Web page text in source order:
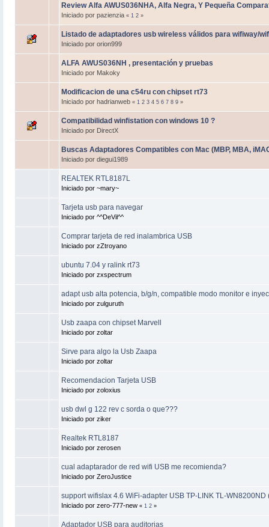
Review Alfa AWUS036NHA, Alfa Negra, Y Pequeña
Iniciado por pazienzia « 1 2»
Listado de adaptadores usb wireless válidos para wifiway/
Iniciado por orion999
ALFA AWUS036NH , presentación y pruebas
Iniciado por Makoky
Modificacion de una c54ru con chipset rt73
Iniciado por hadrianweb « 1 2 3 4 5 6 7 8 9»
Compatibilidad winfistation con windows 10 ?
Iniciado por DirectX
Buscas Adaptadores Compatibles con Mac (MBP, MBA,
Iniciado por diegui1989
REALTEK RTL8187L
Iniciado por ~mary~
Tarjeta usb para navegar
Iniciado por ^^DeVil^^
Comprar tarjeta de red inalambrica USB
Iniciado por zZtroyano
ubuntu 7.04 y ralink rt73
Iniciado por zxspectrum
adapt usb alta potencia, b/g/n, compatible modo monitor e
Iniciado por zulguruth
Usb zaapa con chipset Marvell
Iniciado por zoltar
Sirve para algo la Usb Zaapa
Iniciado por zoltar
Recomendacion Tarjeta USB
Iniciado por zoloxius
usb dwl g 122 rev c sorda o que???
Iniciado por ziker
Realtek RTL8187
Iniciado por zerosen
cual adaptarador de red wifi USB me recomienda?
Iniciado por ZeroJustice
support wifislax 4.6 WiFi-adapter USB TP-LINK TL-WN8200ND
Iniciado por zero-777-new « 1 2»
Adaptador USB para auditorias